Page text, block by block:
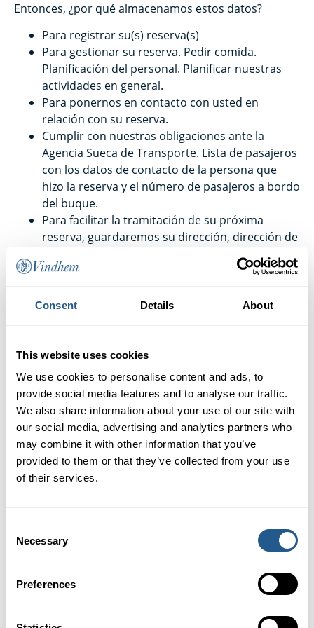
Consent Details About
This website uses cookies
We use cookies to personalise content and ads, to
provide social media features and to analyse our traffic.
We also share information about your use of our site with
our social media, advertising and analytics partners who
may combine it with other information that you’ve
provided to them or that they’ve collected from your use
of their services.
Selection
Necessary
Preferences
Entonces, ¿por qué almacenamos estos datos?
Para registrar su(s) reserva(s)
Para gestionar su reserva. Pedir comida.
Planificación del personal. Planificar nuestras
actividades en general.
Para ponernos en contacto con usted en
relación con su reserva.
Cumplir con nuestras obligaciones ante la
Agencia Sueca de Transporte. Lista de pasajeros
con los datos de contacto de la persona que
hizo la reserva y el número de pasajeros a bordo
del buque.
Para facilitar la tramitación de su próxima
reserva, guardaremos su dirección, dirección de
correo electrónico, nombre y número de
teléfono.
eventos a bordo de los barcos de la compañía,
promociones y descuentos. Nunca compartimos
terceros.
¿Cuánto tiempo conservamos estos datos?
Conservaremos sus datos durante el tiempo que sea
necesario para cumplir con los motivos anteriores.
En los casos en que la ley nos obligue a almacenar
estos datos durante más tiempo del necesario para
nuestras operaciones, Polena Rederi AB cumplirá, por
Tiene derecho a solicitar por escrito en cualquier
momento información sobre los datos personales
inexacta, puede pedir que se corrija. Siempre puede
solicitar que se borren sus datos personales. Los
datos personales que estamos obligados a conservar